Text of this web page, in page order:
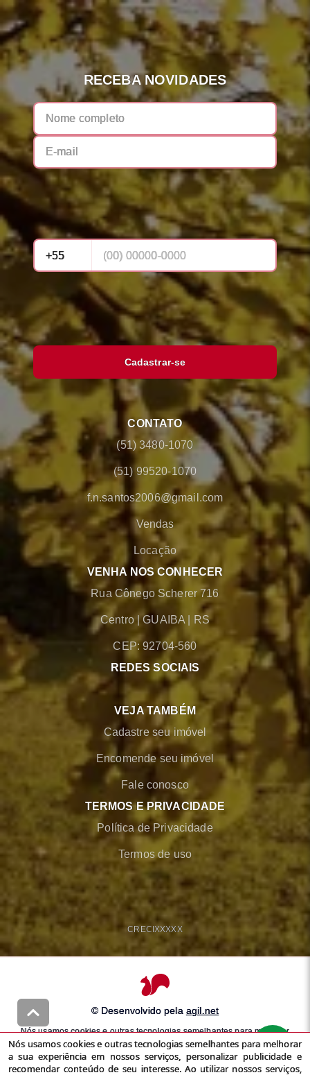
RECEBA NOVIDADES
Cadastrar-se
CONTATO
(51) 3480-1070
(51) 99520-1070
f.n.santos2006@gmail.com
Vendas
Locação
VENHA NOS CONHECER
Rua Cônego Scherer 716
Centro |GUAIBA RS
CEP: 92704-560
REDES SOCIAIS
VEJA TAMBÉM
Cadastre seu imóvel
Encomende seu imóvel
Fale conosco
TERMOS E PRIVACIDADE
Política de Privacidade
Termos de uso
CRECIXXXXX
© Desenvolvido pela agil.net
Nós usamos cookies e outras tecnologias semelhantes para melhorar
a sua experiência em nossos serviços, personalizar publicidade e
recomendar conteúdo de seu interesse. Ao utilizar nossos serviços,
você concorda com nossapolítica de privacidadeetermos de uso
Nós usamos cookies e outras tecnologias semelhantes para melhorar
a sua experiência em nossos serviços, personalizar publicidade e
recomendar conteúdo de seu interesse. Ao utilizar nossos serviços,